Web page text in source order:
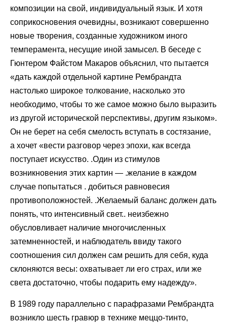
композиции на свой, индивидуальный язык. И хотя
соприкосновения очевидны, возникают совершенно
новые творения, созданные художником иного
темперамента, несущие иной замысел. В беседе с
Гюнтером Файстом Макаров объяснил, что пытается
«дать каждой отдельной картине Рембрандта
настолько широкое толкование, насколько это
необходимо, чтобы то же самое можно было выразить
из другой исторической перспективы, другим языком».
Он не берет на себя смелость вступать в состязание,
а хочет «вести разговор через эпохи, как всегда
поступает искусство. .Один из стимулов
возникновения этих картин — .желание в каждом
случае попытаться . добиться равновесия
противоположностей. .Желаемый баланс должен дать
понять, что интенсивный свет.. неизбежно
обусловливает наличие многочисленных
затемненностей, и наблюдатель ввиду такого
соотношения сил должен сам решить для себя, куда
склоняются весы: охватывает ли его страх, или же
света достаточно, чтобы подарить ему надежду».
В 1989 году параллельно с парафразами Рембрандта
возникло шесть гравюр в технике меццо-тинто,